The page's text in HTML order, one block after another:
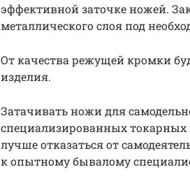
эффективной заточке ножей.
металлического слоя под
От качества режущей кромки
изделия.
Затачивать ножи для
специализированных
лучше отказаться от
к опытному бывалому